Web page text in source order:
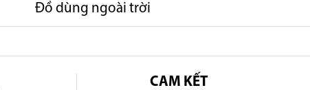
Đồ dùng ngoài trời
CAM KẾT